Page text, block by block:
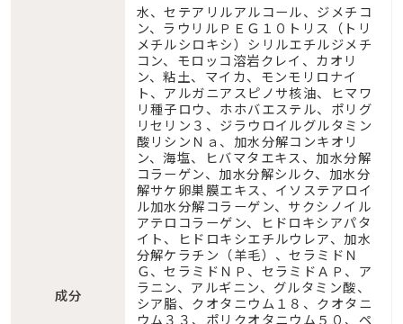
成分
水、セテアリルアルコール、ジメチコ
ン、ラウリルＰＥＧ１０トリス（トリ
メチルシロキシ）シリルエチルジメチ
コン、モロッコ溶岩クレイ、カオリ
ン、粘土、マイカ、モンモリロナイ
ト、アルガニアスピノサ核油、ヒマワ
リ種子ロウ、ホホバエステル、ポリグ
リセリン３、ジラウロイルグルタミン
酸リシンＮａ、加水分解コンキオリ
ン、海塩、ヒバマタエキス、加水分解
コラーゲン、加水分解シルク、加水分
解サケ卵巣膜エキス、イソステアロイ
ル加水分解コラーゲン、サクシノイル
アテロコラーゲン、ヒドロキシアパタ
イト、ヒドロキシエチルウレア、加水
分解ケラチン（羊毛）、セラミドＮ
Ｇ、セラミドＮＰ、セラミドＡＰ、ア
ラニン、アルギニン、グルタミン酸、
シア脂、クオタニウム１８、クオタニ
ウム３３、ポリクオタニウム５０、ペ